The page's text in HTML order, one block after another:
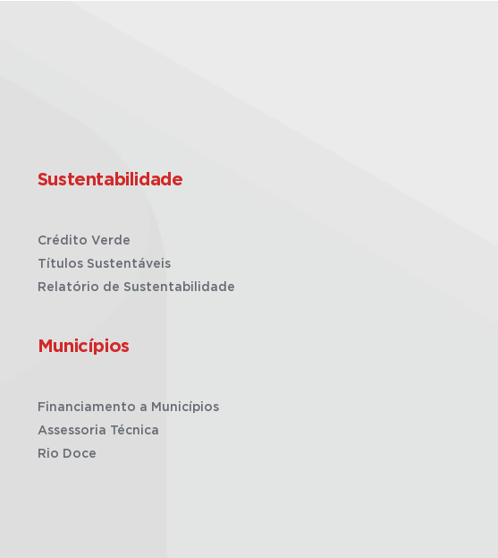
Sustentabilidade
Crédito Verde
Títulos Sustentáveis
Relatório de Sustentabilidade
Municípios
Financiamento a Municípios
Assessoria Técnica
Rio Doce